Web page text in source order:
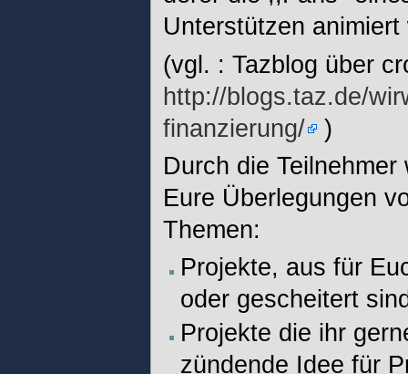
Unterstützen animiert
(vgl. : Tazblog über
http://blogs.taz.de/
finanzierung/
)
Durch die
Eure Überlegungen
Themen:
Projekte, aus für
oder gescheitert
Projekte die ihr
zündende Idee für